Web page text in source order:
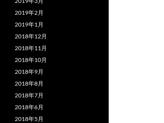
2019年2月
2019年1月
2018年12月
2018年11月
2018年10月
2018年9月
2018年8月
2018年7月
2018年6月
2018年5月